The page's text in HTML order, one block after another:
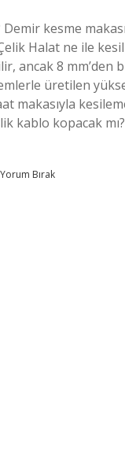
kesme
Halat ne ile
ancak 8
üretilen
makasıyla
kablo kopacak
Yorum Bırak